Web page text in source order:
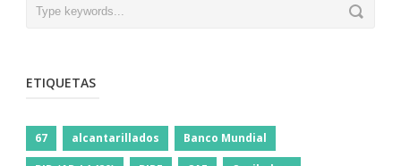
ETIQUETAS
67 alcantarillados Banco Mundial